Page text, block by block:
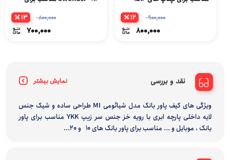
900,000
800,000
12
800,000
700,000
13
نقد و بررسی نمایش بیشتر
ویژگی های کیف پاور بانک مدل شیائومی MI طراحی ساده و شیک جنس
لایه داخلی پارچه ابری با رویه خز جنس سر زیپ YKK مناسب برای پاور
بانک ، موبایل و ... مناسب برای پاور بانک های 10 و 20...